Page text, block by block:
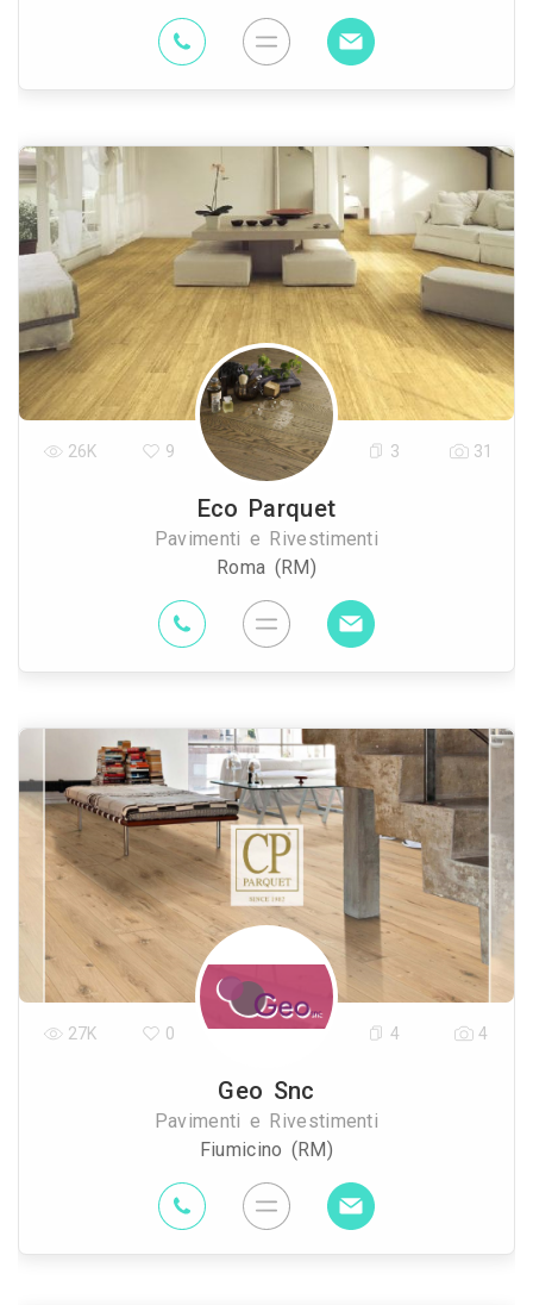
Eco Parquet
Pavimenti e Rivestimenti
Roma (RM)
26K 9 3 31
Geo Snc
Pavimenti e Rivestimenti
Fiumicino (RM)
27K 0 4 4